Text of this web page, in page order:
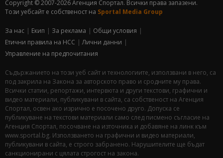
Copyright © 2007-2026 Агенция Спортал. Всички права запазени.
Този уебсайт е собственост на Sportal Media Group
За нас Екип За рекламa
Общи условия
Етични правила на НСС
Лични данни
Управление на предпочитания
Съдържанието на този уеб сайт и технологиите, използвани в него, са
под закрила на Закона за авторското право и сродните му права.
Всички статии, репортажи, интервюта и други текстови, графични и
видео материали, публикувани в сайта, са собственост на Агенция
Спортал, освен ако изрично е посочено друго. Допуска се
публикуване на текстови материали само след писмено съгласие на
Агенция Спортал, посочване на източника и добавяне на линк към
www.sportal.bg. Използването на графични и видео материали,
публикувани в сайта, е строго забранено. Нарушителите ще бъдат
санкционирани с цялата строгост на закона.